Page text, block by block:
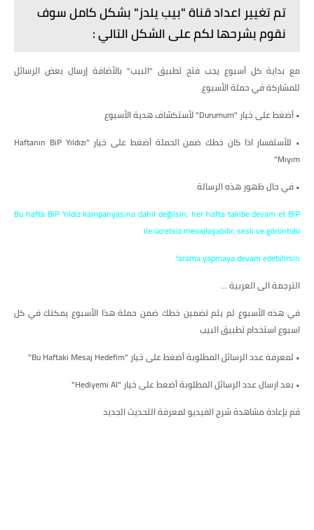
تم تغيير اعداد قناة "بيب يلدز" بشكل كامل سوف
نقوم بشرحها لكم على الشكل التالي :
مع بداية كل أسبوع يجب فتح تطبيق "البيب" بالأضافة إرسال بعض الرسائل
للمشاركة في حملة الأسبوع
• أضغط على خيار "Durumum" لأستكشاف هدية الأسبوع
• للأستفسار اذا كان خطك ضمن الحملة أضغط على خيار "Haftanın BiP Yıldızı
Mıyım"
• في حال ظهور هذه الرسالة
Bu hafta BiP Yıldız kampanyasına dahil değilsin, her hafta takibe devam et BiP
ile ücretsiz mesajlaşabilir, sesli ve görüntülü
arama yapmaya devam edebilirsin!
الترجمة الى العربية ...
في هذه الأسبوع لم يتم تضمين خطك ضمن حملة هذا الأسبوع يمكنك في كل
اسبوع استخدام تطبيق البيب
• لمعرفة عدد الرسائل المطلوبة أضغط على خيار "Bu Haftaki Mesaj Hedefim"
• بعد ارسال عدد الرسائل المطلوبة أضغط على خيار "Hediyemi Al"
قم بإعادة مشاهدة شرح الفيديو لمعرفة التحديث الجديد